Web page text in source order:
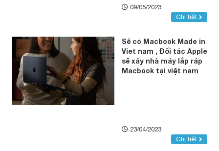
09/05/2023
Chi tiết
Sẽ có Macbook Made in
Viet nam , Đối tác Apple
sẽ xây nhà máy lắp ráp
Macbook tại việt nam
23/04/2023
Chi tiết